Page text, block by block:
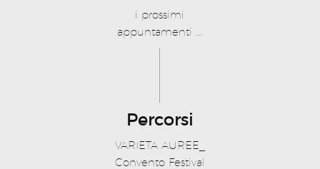
i prossimi
appuntamenti ...
Percorsi
VARIETA AUREE_
Convento Festival